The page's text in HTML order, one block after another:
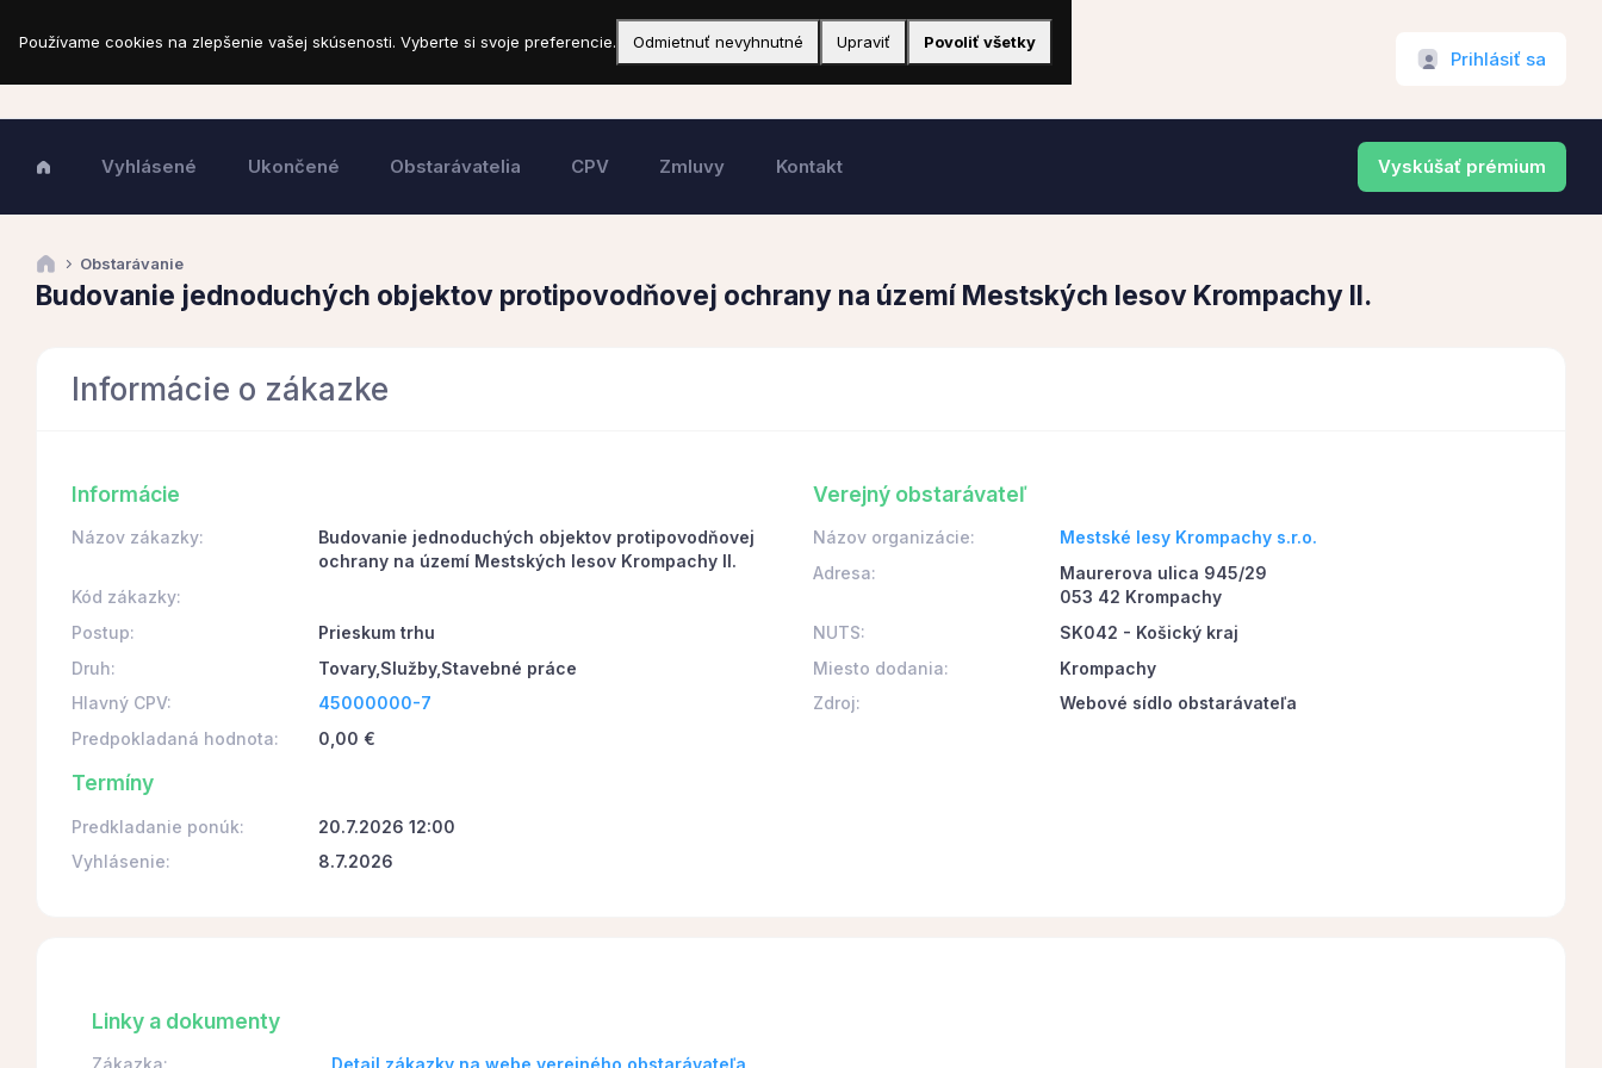
Prihlásiť sa
Vyhlásené Ukončené Obstarávatelia CPV Zmluvy Kontakt Vyskúšať prémium
Obstarávanie
Budovanie jednoduchých objektov protipovodňovej ochrany na území Mestských lesov Krompachy II.
Informácie o zákazke
Informácie
Názov zákazky:
Budovanie jednoduchých objektov protipovodňovej
ochrany na území Mestských lesov Krompachy II.
Kód zákazky:
Postup:
Prieskum trhu
Druh:
Tovary,Služby,Stavebné práce
Hlavný CPV:
45000000-7
Predpokladaná hodnota:
0,00 €
Termíny
Predkladanie ponúk:
20.7.2026 12:00
Vyhlásenie:
8.7.2026
Verejný obstarávateľ
Názov organizácie:
Mestské lesy Krompachy s.r.o.
Adresa:
Maurerova ulica 945/29
053 42 Krompachy
NUTS:
SK042 - Košický kraj
Miesto dodania:
Krompachy
Zdroj:
Webové sídlo obstarávateľa
Linky a dokumenty
Zákazka: Detail zákazky na webe verejného obstarávateľa
Používame cookies na zlepšenie vašej skúsenosti. Vyberte si svoje preferencie. Odmietnuť nevyhnutné Upraviť Povoliť všetky